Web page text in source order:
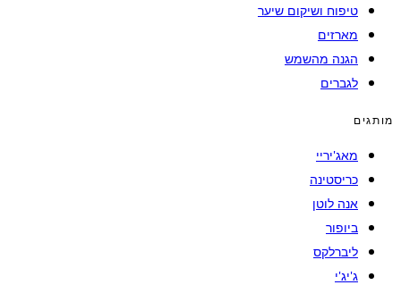
טיפוח ושיקום שיער
מארזים
הגנה מהשמש
לגברים
מותגים
מאג'יריי
כריסטינה
אנה לוטן
ביופור
ליברלקס
ג'יג'י